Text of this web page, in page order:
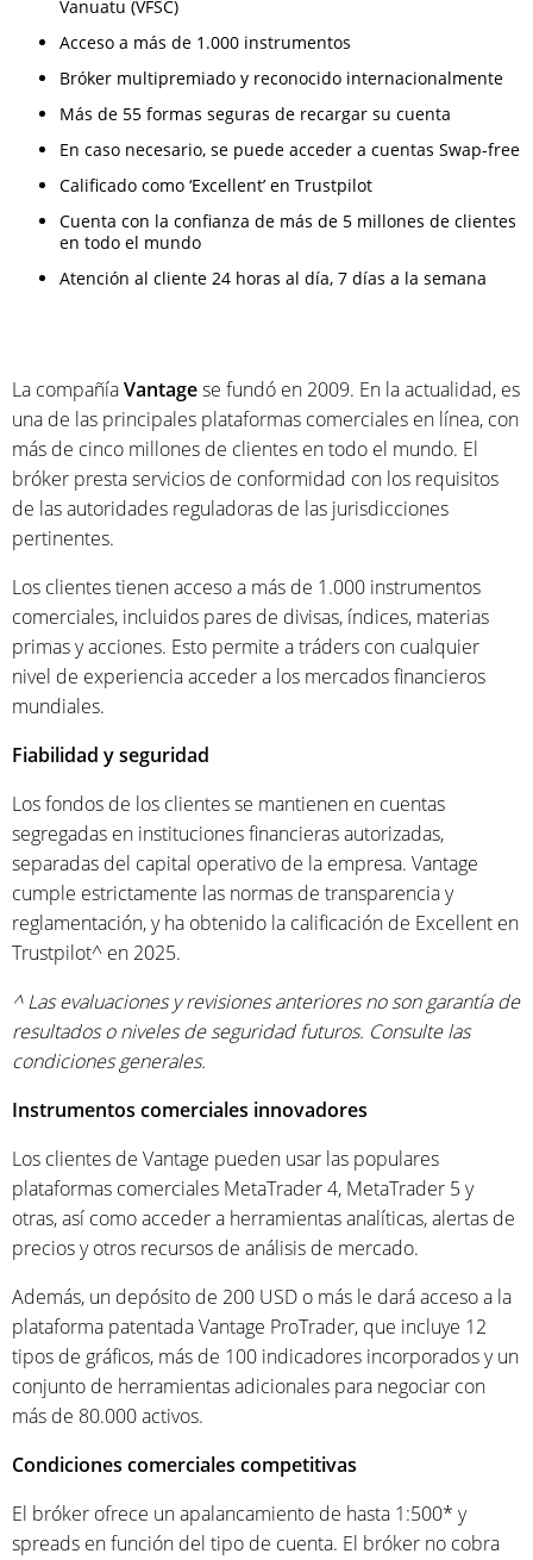
Vanuatu (VFSC)
Acceso a más de 1.000 instrumentos
Bróker multipremiado y reconocido internacionalmente
Más de 55 formas seguras de recargar su cuenta
En caso necesario, se puede acceder a cuentas Swap-free
Calificado como ‘Excellent’ en Trustpilot
Cuenta con la confianza de más de 5 millones de clientes
en todo el mundo
Atención al cliente 24 horas al día, 7 días a la semana
La compañíaVantagese fundó en 2009. En la actualidad, es
una de las principales plataformas comerciales en línea, con
más de cinco millones de clientes en todo el mundo. El
bróker presta servicios de conformidad con los requisitos
de las autoridades reguladoras de las jurisdicciones
pertinentes.
Los clientes tienen acceso a más de 1.000 instrumentos
comerciales, incluidos pares de divisas, índices, materias
primas y acciones. Esto permite a tráders con cualquier
nivel de experiencia acceder a los mercados financieros
mundiales.
Fiabilidad y seguridad
Los fondos de los clientes se mantienen en cuentas
segregadas en instituciones financieras autorizadas,
separadas del capital operativo de la empresa. Vantage
cumple estrictamente las normas de transparencia y
reglamentación, y ha obtenido la calificación de Excellent en
Trustpilot^ en 2025.
^ Las evaluaciones y revisiones anteriores no son garantía de
resultados o niveles de seguridad futuros. Consulte las
condiciones generales.
Instrumentos comerciales innovadores
Los clientes de Vantage pueden usar las populares
plataformas comerciales MetaTrader 4, MetaTrader 5 y
otras, así como acceder a herramientas analíticas, alertas de
precios y otros recursos de análisis de mercado.
Además, un depósito de 200 USD o más le dará acceso a la
plataforma patentada Vantage ProTrader, que incluye 12
tipos de gráficos, más de 100 indicadores incorporados y un
conjunto de herramientas adicionales para negociar con
más de 80.000 activos.
Condiciones comerciales competitivas
El bróker ofrece un apalancamiento de hasta 1:500* y
spreads en función del tipo de cuenta. El bróker no cobra